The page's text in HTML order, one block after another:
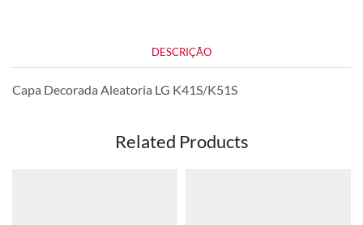
DESCRIÇÃO
Capa Decorada Aleatoria LG K41S/K51S
Related Products